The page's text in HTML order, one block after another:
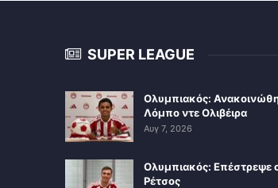
SUPER LEAGUE
Ολυμπιακός:
Λόμπο ντε Ολιβέιρα
Αυγ 7, 2026
Ολυμπιακός: Επέστρεψε
Ρέτσος